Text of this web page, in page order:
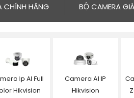
CHÍNH HÃNG(CURRENT)BỘ CAMERA
Ip AI Full
Hikvision
Camera AI IP
Hikvision